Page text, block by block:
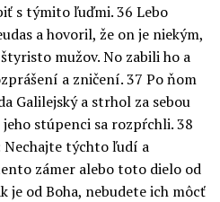
s týmito ľuďmi. 36 Lebo
a hovoril, že on je niekým,
mužov. No zabili ho a
a zničení. 37 Po ňom
Galilejský a strhol za sebou
stúpenci sa rozpŕchli. 38
týchto ľudí a
zámer alebo toto dielo od
je od Boha, nebudete ich môcť